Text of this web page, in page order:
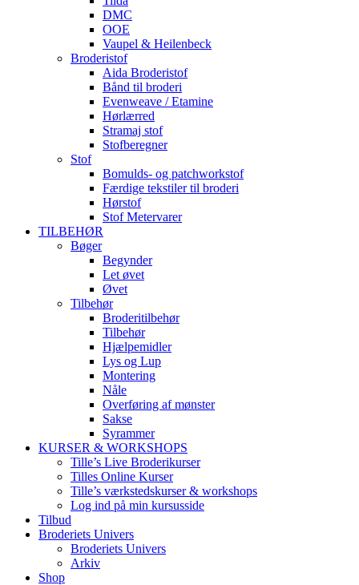
DMC
OOE
Vaupel & Heilenbeck
Broderistof
Aida Broderistof
Bånd til broderi
Evenweave / Etamine
Hørlærred
Stramaj stof
Stofberegner
Stof
Bomulds- og patchworkstof
Færdige tekstiler til broderi
Hørstof
Stof Metervarer
TILBEHØR
Bøger
Begynder
Let øvet
Øvet
Tilbehør
Broderitilbehør
Tilbehør
Hjælpemidler
Lys og Lup
Montering
Nåle
Overføring af mønster
Sakse
Syrammer
KURSER & WORKSHOPS
Tille’s Live Broderikurser
Tilles Online Kurser
Tille’s værkstedskurser & workshops
Log ind på min kursusside
Tilbud
Broderiets Univers
Broderiets Univers
Arkiv
Shop